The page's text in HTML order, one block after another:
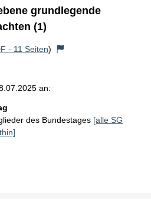
grundlegende
(1)
- 11 Seiten)
an:
des Bundestages [alle SG